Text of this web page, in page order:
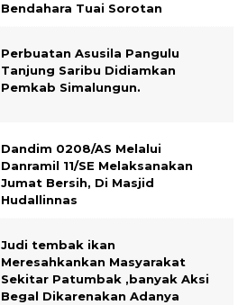
Bendahara Tuai Sorotan
Perbuatan Asusila Pangulu
Tanjung Saribu Didiamkan
Pemkab Simalungun.
Dandim 0208/AS Melalui
Danramil 11/SE Melaksanakan
Jumat Bersih, Di Masjid
Hudallinnas
Judi tembak ikan
Meresahkankan Masyarakat
Sekitar Patumbak ,banyak Aksi
Begal Dikarenakan Adanya